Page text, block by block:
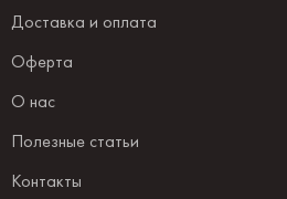
Доставка и оплата
Оферта
О нас
Полезные статьи
Контакты